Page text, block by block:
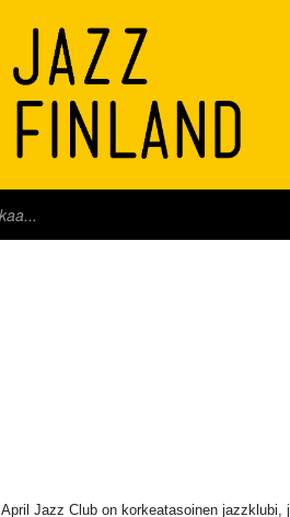
April Jazz Club on korkeatasoinen jazzklubi,